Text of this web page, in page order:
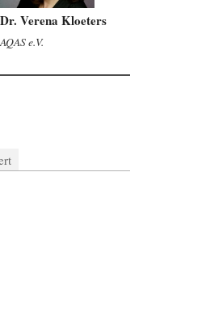
Dr. Verena Kloeters
AQAS e.V.